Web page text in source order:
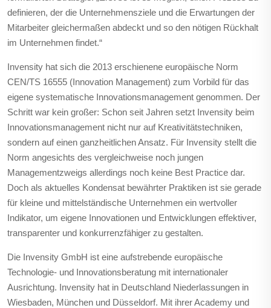
definieren, der die Unternehmensziele und die Erwartungen der
Mitarbeiter gleichermaßen abdeckt und so den nötigen Rückhalt
im Unternehmen findet.“
Invensity hat sich die 2013 erschienene europäische Norm
CEN/TS 16555 (Innovation Management) zum Vorbild für das
eigene systematische Innovationsmanagement genommen. Der
Schritt war kein großer: Schon seit Jahren setzt Invensity beim
Innovationsmanagement nicht nur auf Kreativitätstechniken,
sondern auf einen ganzheitlichen Ansatz. Für Invensity stellt die
Norm angesichts des vergleichweise noch jungen
Managementzweigs allerdings noch keine Best Practice dar.
Doch als aktuelles Kondensat bewährter Praktiken ist sie gerade
für kleine und mittelständische Unternehmen ein wertvoller
Indikator, um eigene Innovationen und Entwicklungen effektiver,
transparenter und konkurrenzfähiger zu gestalten.
Die Invensity GmbH ist eine aufstrebende europäische
Technologie- und Innovationsberatung mit internationaler
Ausrichtung. Invensity hat in Deutschland Niederlassungen in
Wiesbaden, München und Düsseldorf. Mit ihrer Academy und